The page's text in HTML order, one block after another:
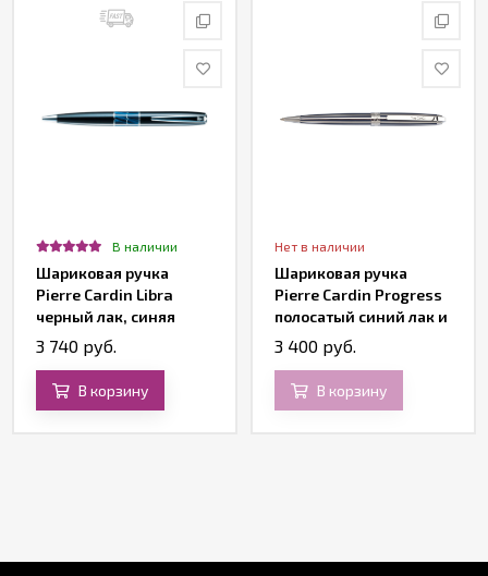
В наличии
Шариковая ручка
Pierre Cardin Libra
черный лак, синяя
вставка из акрила
3 740 руб.
В корзину
Нет в наличии
Шариковая ручка
Pierre Cardin Progress
полосатый синий лак и
хром
3 400 руб.
В корзину